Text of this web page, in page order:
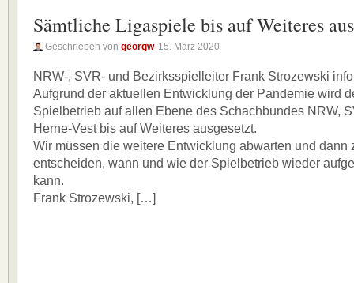
Sämtliche Ligaspiele bis auf Weiteres
Geschrieben von georgw 15. März 2020
NRW-, SVR- und Bezirksspielleiter Frank Strozewski
Aufgrund der aktuellen Entwicklung der Pandemie wird
Spielbetrieb auf allen Ebene des Schachbundes NRW,
Herne-Vest bis auf Weiteres ausgesetzt.
Wir müssen die weitere Entwicklung abwarten und dann
entscheiden, wann und wie der Spielbetrieb wieder
kann.
Frank Strozewski, […]